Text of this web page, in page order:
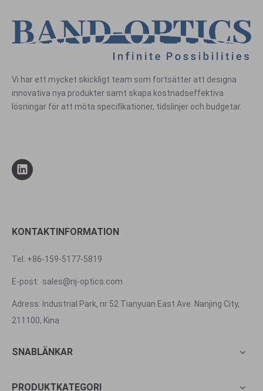
Vi har ett mycket skickligt team som fortsätter att designa
innovativa nya produkter samt skapa kostnadseffektiva
lösningar för att möta specifikationer, tidslinjer och budgetar.
KONTAKTINFORMATION
Tel: +86-159-5177-5819
E-post: sales@nj-optics.com
Adress: Industrial Park, nr 52 Tianyuan East Ave. Nanjing City,
211100, Kina
SNABLÄNKAR
PRODUKTKATEGORI